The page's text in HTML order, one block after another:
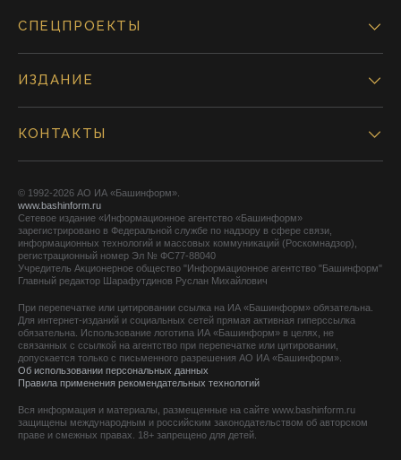
СПЕЦПРОЕКТЫ
ИЗДАНИЕ
КОНТАКТЫ
© 1992-2026 АО ИА «Башинформ».
www.bashinform.ru
Сетевое издание «Информационное агентство «Башинформ»
зарегистрировано в Федеральной службе по надзору в сфере связи,
информационных технологий и массовых коммуникаций (Роскомнадзор),
регистрационный номер Эл № ФС77-88040
Учредитель Акционерное общество "Информационное агентство "Башинформ"
Главный редактор Шарафутдинов Руслан Михайлович
При перепечатке или цитировании ссылка на ИА «Башинформ» обязательна.
Для интернет-изданий и социальных сетей прямая активная гиперссылка
обязательна. Использование логотипа ИА «Башинформ» в целях, не
связанных с ссылкой на агентство при перепечатке или цитировании,
допускается только с письменного разрешения АО ИА «Башинформ».
Об использовании персональных данных
Правила применения рекомендательных технологий
Вся информация и материалы, размещенные на сайте www.bashinform.ru
защищены международным и российским законодательством об авторском
праве и смежных правах. 18+ запрещено для детей.